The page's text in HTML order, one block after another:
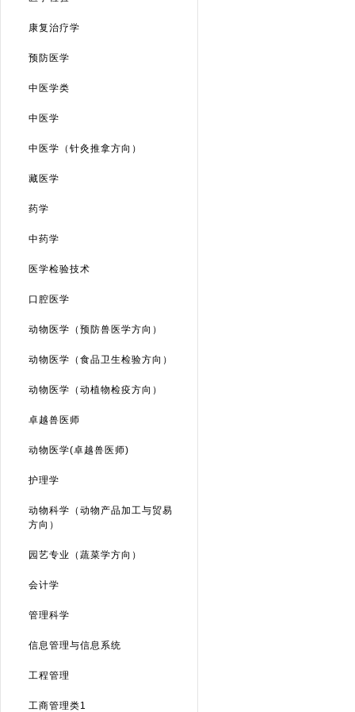
康复治疗学
预防医学
中医学类
中医学
中医学（针灸推拿方向）
藏医学
药学
中药学
医学检验技术
口腔医学
动物医学（预防兽医学方向）
动物医学（食品卫生检验方向）
动物医学（动植物检疫方向）
卓越兽医师
动物医学(卓越兽医师)
护理学
动物科学（动物产品加工与贸易
方向）
园艺专业（蔬菜学方向）
会计学
管理科学
信息管理与信息系统
工程管理
工商管理类1